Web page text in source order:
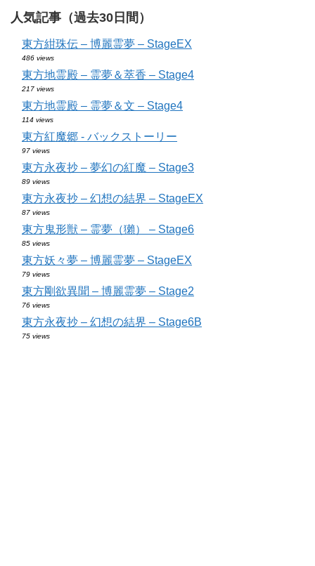
人気記事（過去30日間）
東方紺珠伝 – 博麗霊夢 – StageEX
486 views
東方地霊殿 – 霊夢＆萃香 – Stage4
217 views
東方地霊殿 – 霊夢＆文 – Stage4
114 views
東方紅魔郷 - バックストーリー
97 views
東方永夜抄 – 夢幻の紅魔 – Stage3
89 views
東方永夜抄 – 幻想の結界 – StageEX
87 views
東方鬼形獣 – 霊夢（獺） – Stage6
85 views
東方妖々夢 – 博麗霊夢 – StageEX
79 views
東方剛欲異聞 – 博麗霊夢 – Stage2
76 views
東方永夜抄 – 幻想の結界 – Stage6B
75 views